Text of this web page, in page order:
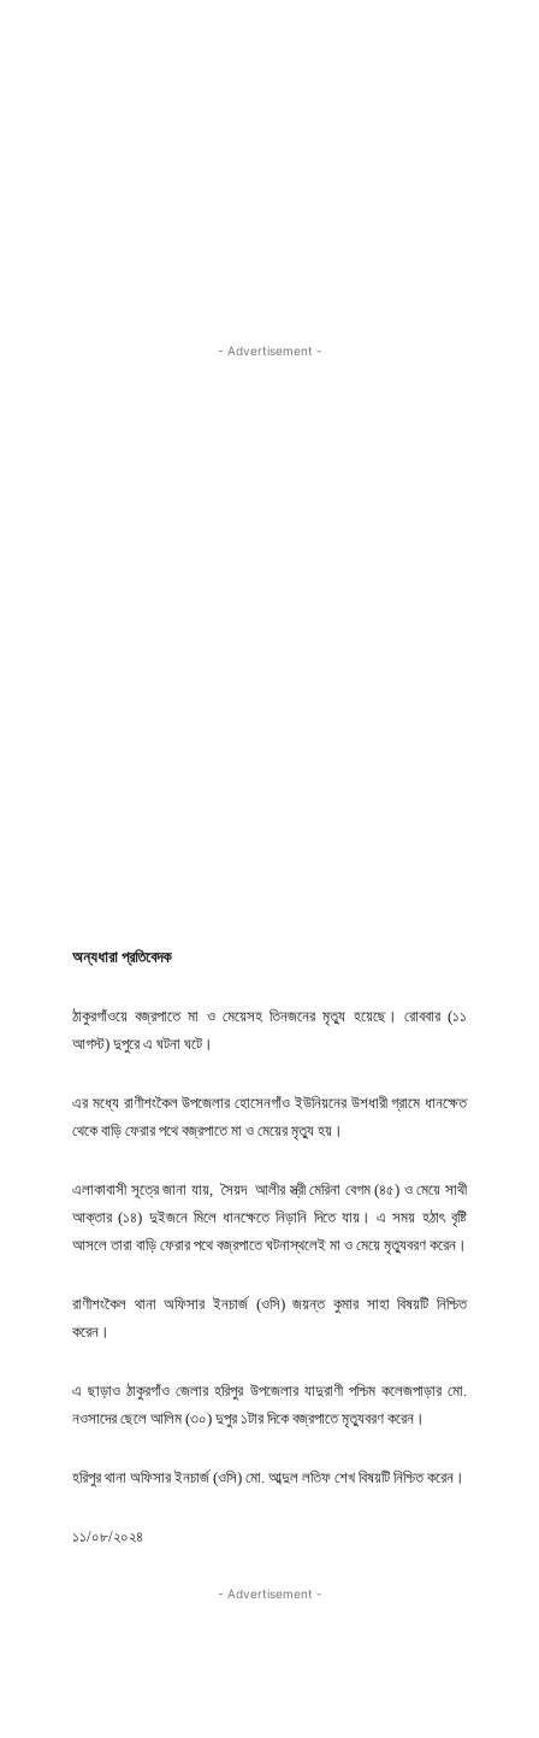
- Advertisement -
অন্যধারা প্রতিবেদক
ঠাকুরগাঁওয়ে বজ্রপাতে মা ও মেয়েসহ তিনজনের মৃত্যু হয়েছে। রোববার (১১
আগস্ট) দুপুরে এ ঘটনা ঘটে।
এর মধ্যে রাণীশংকৈল উপজেলার হোসেনগাঁও ইউনিয়নের উশধারী গ্রামে ধানক্ষেত
থেকে বাড়ি ফেরার পথে বজ্রপাতে মা ও মেয়ের মৃত্যু হয়।
এলাকাবাসী সূত্রে জানা যায়, সৈয়দ আলীর স্ত্রী মেরিনা বেগম (৪৫) ও মেয়ে সাথী
আক্তার (১৪) দুইজনে মিলে ধানক্ষেতে নিড়ানি দিতে যায়। এ সময় হঠাৎ বৃষ্টি
আসলে তারা বাড়ি ফেরার পথে বজ্রপাতে ঘটনাস্থলেই মা ও মেয়ে মৃত্যুবরণ করেন।
রাণীশংকৈল থানা অফিসার ইনচার্জ (ওসি) জয়ন্ত কুমার সাহা বিষয়টি নিশ্চিত
করেন।
এ ছাড়াও ঠাকুরগাঁও জেলার হরিপুর উপজেলার যাদুরাণী পশ্চিম কলেজপাড়ার মো.
ন‌ওসাদের ছেলে আলিম (৩০) দুপুর ১টার দিকে বজ্রপাতে মৃত্যুবরণ করেন।
হরিপুর থানা অফিসার ইনচার্জ (ওসি) মো. আব্দুল লতিফ শেখ বিষয়টি নিশ্চিত করেন।
১১/০৮/২০২৪
- Advertisement -